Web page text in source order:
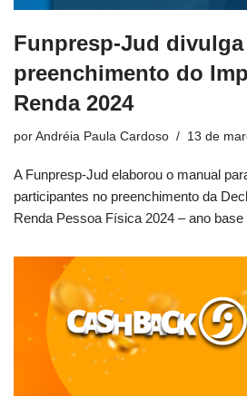
Funpresp-Jud
preenchimento do
Renda 2024
por Andréia Paula Cardoso 13 de
A Funpresp-Jud elaborou o manual
participantes no preenchimento da
Renda Pessoa Física 2024 – ano